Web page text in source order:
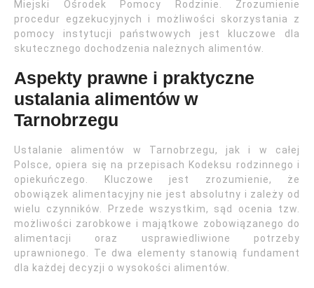
Miejski Ośrodek Pomocy Rodzinie. Zrozumienie
procedur egzekucyjnych i możliwości skorzystania z
pomocy instytucji państwowych jest kluczowe dla
skutecznego dochodzenia należnych alimentów.
Aspekty prawne i praktyczne
ustalania alimentów w
Tarnobrzegu
Ustalanie alimentów w Tarnobrzegu, jak i w całej
Polsce, opiera się na przepisach Kodeksu rodzinnego i
opiekuńczego. Kluczowe jest zrozumienie, że
obowiązek alimentacyjny nie jest absolutny i zależy od
wielu czynników. Przede wszystkim, sąd ocenia tzw.
możliwości zarobkowe i majątkowe zobowiązanego do
alimentacji oraz usprawiedliwione potrzeby
uprawnionego. Te dwa elementy stanowią fundament
dla każdej decyzji o wysokości alimentów.